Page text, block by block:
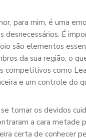
para mim, é uma
desnecessários. É
são elementos
da sua região, o
competitivos como
e um controle do
se tomar os devidos
a cara metade
certa de conhecer